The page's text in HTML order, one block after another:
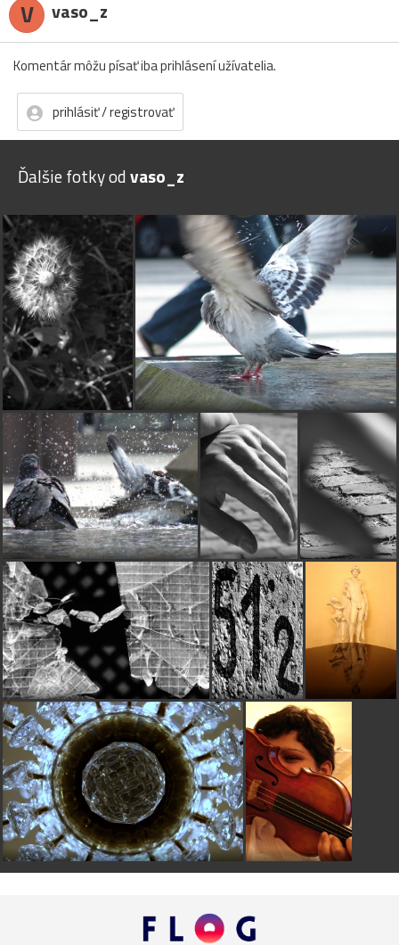
V vaso_z
Komentár môžu písať iba prihlásení užívatelia.
prihlásiť / registrovať
Ďalšie fotky odvaso_z